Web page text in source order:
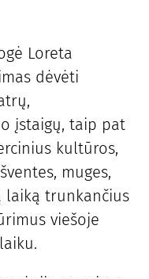
Loreta
dėvėti
įstaigų, taip pat
kultūros,
muges,
trunkančius
viešoje